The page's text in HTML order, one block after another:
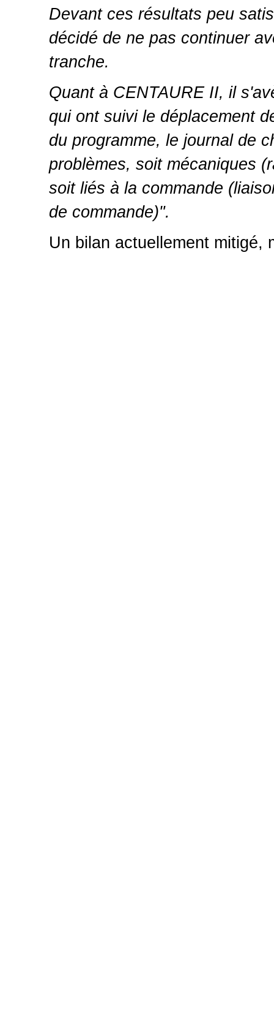
Devant ces résultats peu
décidé de ne pas continuer
tranche.
Quant à CENTAURE II, il
qui ont suivi le déplacement
du programme, le journal de
problèmes, soit mécaniques
soit liés à la commande
de commande)".
Un bilan actuellement mitigé,